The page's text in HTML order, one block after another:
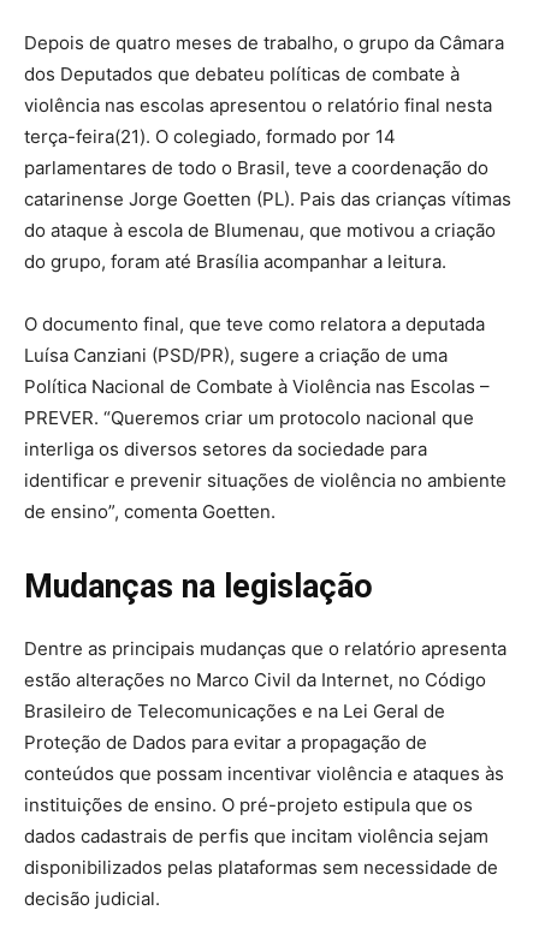
Depois de quatro meses de trabalho, o grupo da Câmara
dos Deputados que debateu políticas de combate à
violência nas escolas apresentou o relatório final nesta
terça-feira(21). O colegiado, formado por 14
parlamentares de todo o Brasil, teve a coordenação do
catarinense Jorge Goetten (PL). Pais das crianças vítimas
do ataque à escola de Blumenau, que motivou a criação
do grupo, foram até Brasília acompanhar a leitura.
O documento final, que teve como relatora a deputada
Luísa Canziani (PSD/PR), sugere a criação de uma
Política Nacional de Combate à Violência nas Escolas –
PREVER. “Queremos criar um protocolo nacional que
interliga os diversos setores da sociedade para
identificar e prevenir situações de violência no ambiente
de ensino”, comenta Goetten.
Mudanças na legislação
Dentre as principais mudanças que o relatório apresenta
estão alterações no Marco Civil da Internet, no Código
Brasileiro de Telecomunicações e na Lei Geral de
Proteção de Dados para evitar a propagação de
conteúdos que possam incentivar violência e ataques às
instituições de ensino. O pré-projeto estipula que os
dados cadastrais de perfis que incitam violência sejam
disponibilizados pelas plataformas sem necessidade de
decisão judicial.